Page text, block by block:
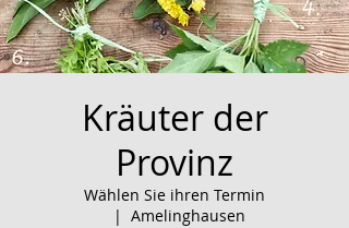
Kräuter der
Provinz
Wählen Sie ihren Termin
  |
Amelinghausen